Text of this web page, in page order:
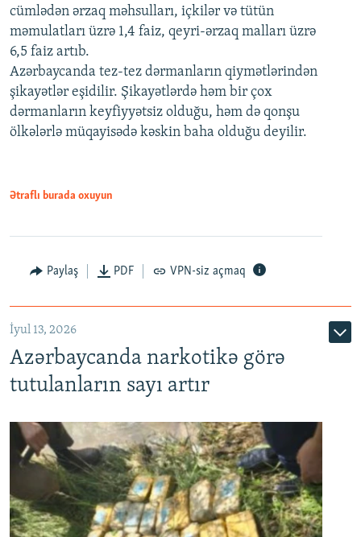
cümlədən ərzaq məhsulları, içkilər və tütün
məmulatları üzrə 1,4 faiz, qeyri-ərzaq malları üzrə
6,5 faiz artıb.
Azərbaycanda tez-tez dərmanların qiymətlərindən
şikayətlər eşidilir. Şikayətlərdə həm bir çox
dərmanların keyfiyyətsiz olduğu, həm də qonşu
ölkələrlə müqayisədə kəskin baha olduğu deyilir.
Ətraflı burada oxuyun
Paylaş PDF VPN-siz açmaq
İyul 13, 2026
Azərbaycanda narkotikə görə
tutulanların sayı artır